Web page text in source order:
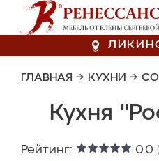
ГЛАВНАЯ → КУХНИ →
Кухня
Рейтинг: 0.0 (